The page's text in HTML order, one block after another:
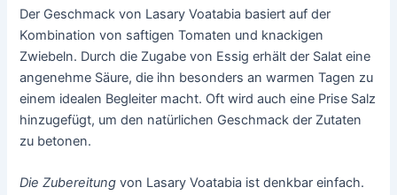
Der Geschmack von Lasary Voatabia basiert auf der
Kombination von saftigen Tomaten und knackigen
Zwiebeln. Durch die Zugabe von Essig erhält der Salat eine
angenehme Säure, die ihn besonders an warmen Tagen zu
einem idealen Begleiter macht. Oft wird auch eine Prise Salz
hinzugefügt, um den natürlichen Geschmack der Zutaten
zu betonen.
Die Zubereitung von Lasary Voatabia ist denkbar einfach.